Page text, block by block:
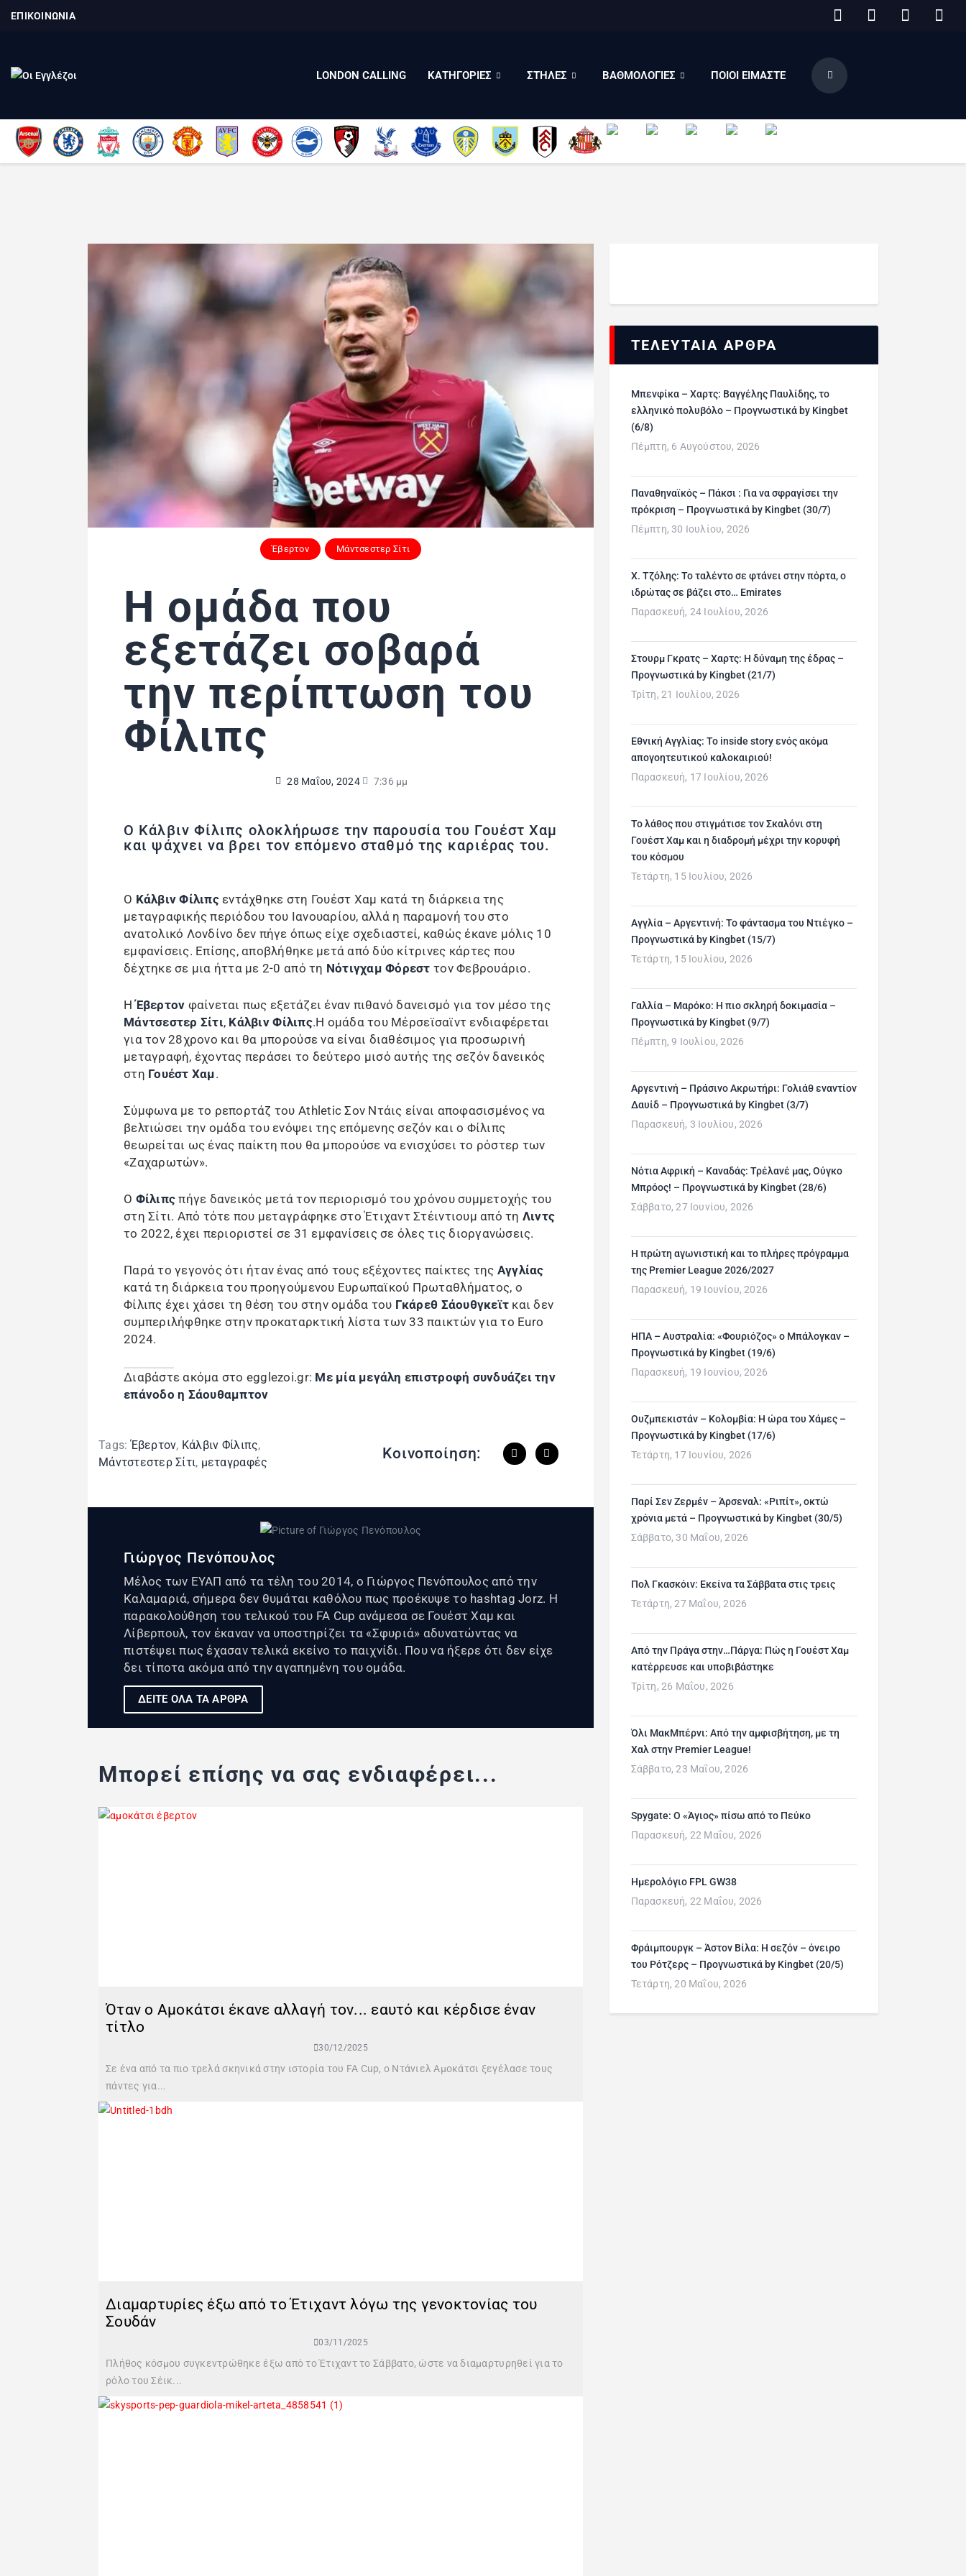
ΕΠΙΚΟΙΝΩΝΙΑ
LONDON CALLING ΚΑΤΗΓΟΡΙΕΣ ΣΤΗΛΕΣ ΒΑΘΜΟΛΟΓΙΕΣ ΠΟΙΟΙ ΕΙΜΑΣΤΕ
Έβερτον Μάντσεστερ Σίτι
Η ομάδα που
εξετάζει σοβαρά
την περίπτωση του
Φίλιπς
28 Μαΐου, 2024 7:36 μμ
Ο Κάλβιν Φίλιπς ολοκλήρωσε την παρουσία του Γουέστ Χαμ
και ψάχνει να βρει τον επόμενο σταθμό της καριέρας του.
Ο Κάλβιν Φίλιπςεντάχθηκε στη Γουέστ Χαμ κατά τη διάρκεια της
μεταγραφικής περιόδου του Ιανουαρίου, αλλά η παραμονή του στο
ανατολικό Λονδίνο δεν πήγε όπως είχε σχεδιαστεί, καθώς έκανε μόλις 10
εμφανίσεις. Επίσης, αποβλήθηκε μετά από δύο κίτρινες κάρτες που
δέχτηκε σε μια ήττα με 2-0 από τη Νότιγχαμ Φόρεστ τον Φεβρουάριο.
ΗΈβερτον φαίνεται πως εξετάζει έναν πιθανό δανεισμό για τον μέσο της
Μάντσεστερ Σίτι, Κάλβιν Φίλιπς.Η ομάδα του Μέρσεϊσαϊντ ενδιαφέρεται
για τον 28χρονο και θα μπορούσε να είναι διαθέσιμος για προσωρινή
μεταγραφή, έχοντας περάσει το δεύτερο μισό αυτής της σεζόν δανεικός
στη Γουέστ Χαμ.
Σύμφωνα με το ρεπορτάζ του Athletic Σον Ντάις είναι αποφασισμένος να
βελτιώσει την ομάδα του ενόψει της επόμενης σεζόν και o Φίλιπς
θεωρείται ως ένας παίκτη που θα μπορούσε να ενισχύσει το ρόστερ των
«Ζαχαρωτών».
Ο Φίλιπς πήγε δανεικός μετά τον περιορισμό του χρόνου συμμετοχής του
στη Σίτι. Από τότε που μεταγράφηκε στο Έτιχαντ Στέιντιουμ από τη Λιντς
το 2022, έχει περιοριστεί σε 31 εμφανίσεις σε όλες τις διοργανώσεις.
Παρά το γεγονός ότι ήταν ένας από τους εξέχοντες παίκτες της Αγγλίας
κατά τη διάρκεια του προηγούμενου Ευρωπαϊκού Πρωταθλήματος, ο
Φίλιπς έχει χάσει τη θέση του στην ομάδα του Γκάρεθ Σάουθγκεϊτ και δεν
συμπεριλήφθηκε στην προκαταρκτική λίστα των 33 παικτών για το Euro
2024.
Διαβάστε ακόμα στο egglezoi.gr: Με μία μεγάλη επιστροφή συνδυάζει την
επάνοδο η Σάουθαμπτον
Tags: Έβερτον, Κάλβιν Φίλιπς,
Μάντστεστερ Σίτι, μεταγραφές Κοινοποίηση:
Γιώργος Πενόπουλος
Μέλος των ΕΥΑΠ από τα τέλη του 2014, ο Γιώργος Πενόπουλος από την
Καλαμαριά, σήμερα δεν θυμάται καθόλου πως προέκυψε το hashtag Jorz. Η
παρακολούθηση του τελικού του FA Cup ανάμεσα σε Γουέστ Χαμ και
Λίβερπουλ, τον έκαναν να υποστηρίζει τα «Σφυριά» αδυνατώντας να
πιστέψει πως έχασαν τελικά εκείνο το παιχνίδι. Που να ήξερε ότι δεν είχε
δει τίποτα ακόμα από την αγαπημένη του ομάδα.
ΔΕΙΤΕ ΟΛΑ ΤΑ ΑΡΘΡΑ
Μπορεί επίσης να σας ενδιαφέρει...
Όταν ο Αμοκάτσι έκανε αλλαγή τον... εαυτό και κέρδισε έναν
τίτλο
30/12/2025
Σε ένα από τα πιο τρελά σκηνικά στην ιστορία του FA Cup, ο Ντάνιελ Αμοκάτσι ξεγέλασε τους
πάντες για...
Διαμαρτυρίες έξω από το Έτιχαντ λόγω της γενοκτονίας του
Σουδάν
03/11/2025
Πλήθος κόσμου συγκεντρώθηκε έξω από το Έτιχαντ το Σάββατο, ώστε να διαμαρτυρηθεί για το
ρόλο του Σέικ...
ΤΕΛΕΥΤΑΙΑ ΑΡΘΡΑ
Μπενφίκα – Χαρτς: Βαγγέλης Παυλίδης, το
ελληνικό πολυβόλο – Προγνωστικά by Kingbet
(6/8)
Πέμπτη, 6 Αυγούστου, 2026
Παναθηναϊκός – Πάκσι : Για να σφραγίσει την
πρόκριση – Προγνωστικά by Kingbet (30/7)
Πέμπτη, 30 Ιουλίου, 2026
Χ. Τζόλης: Το ταλέντο σε φτάνει στην πόρτα, ο
ιδρώτας σε βάζει στο… Emirates
Παρασκευή, 24 Ιουλίου, 2026
Στουρμ Γκρατς – Χαρτς: Η δύναμη της έδρας –
Προγνωστικά by Kingbet (21/7)
Τρίτη, 21 Ιουλίου, 2026
Εθνική Αγγλίας: Το inside story ενός ακόμα
απογοητευτικού καλοκαιριού!
Παρασκευή, 17 Ιουλίου, 2026
Το λάθος που στιγμάτισε τον Σκαλόνι στη
Γουέστ Χαμ και η διαδρομή μέχρι την κορυφή
του κόσμου
Τετάρτη, 15 Ιουλίου, 2026
Αγγλία – Αργεντινή: Το φάντασμα του Ντιέγκο –
Προγνωστικά by Kingbet (15/7)
Τετάρτη, 15 Ιουλίου, 2026
Γαλλία – Μαρόκο: Η πιο σκληρή δοκιμασία –
Προγνωστικά by Kingbet (9/7)
Πέμπτη, 9 Ιουλίου, 2026
Αργεντινή – Πράσινο Ακρωτήρι: Γολιάθ εναντίον
Δαυίδ – Προγνωστικά by Kingbet (3/7)
Παρασκευή, 3 Ιουλίου, 2026
Νότια Αφρική – Καναδάς: Τρέλανέ μας, Ούγκο
Μπρόος! – Προγνωστικά by Kingbet (28/6)
Σάββατο, 27 Ιουνίου, 2026
H πρώτη αγωνιστική και το πλήρες πρόγραμμα
της Premier League 2026/2027
Παρασκευή, 19 Ιουνίου, 2026
ΗΠΑ – Αυστραλία: «Φουριόζος» ο Μπάλογκαν –
Προγνωστικά by Kingbet (19/6)
Παρασκευή, 19 Ιουνίου, 2026
Ουζμπεκιστάν – Κολομβία: Η ώρα του Χάμες –
Προγνωστικά by Kingbet (17/6)
Τετάρτη, 17 Ιουνίου, 2026
Παρί Σεν Ζερμέν – Άρσεναλ: «Ριπίτ», οκτώ
χρόνια μετά – Προγνωστικά by Kingbet (30/5)
Σάββατο, 30 Μαΐου, 2026
Πολ Γκασκόιν: Εκείνα τα Σάββατα στις τρεις
Τετάρτη, 27 Μαΐου, 2026
Από την Πράγα στην…Πάργα: Πώς η Γουέστ Χαμ
κατέρρευσε και υποβιβάστηκε
Τρίτη, 26 Μαΐου, 2026
Όλι ΜακΜπέρνι: Aπό την αμφισβήτηση, με τη
Χαλ στην Premier League!
Σάββατο, 23 Μαΐου, 2026
Spygate: Ο «Άγιος» πίσω από το Πεύκο
Παρασκευή, 22 Μαΐου, 2026
Ημερολόγιο FPL GW38
Παρασκευή, 22 Μαΐου, 2026
Φράιμπουργκ – Άστον Βίλα: Η σεζόν – όνειρο
του Ρότζερς – Προγνωστικά by Kingbet (20/5)
Τετάρτη, 20 Μαΐου, 2026